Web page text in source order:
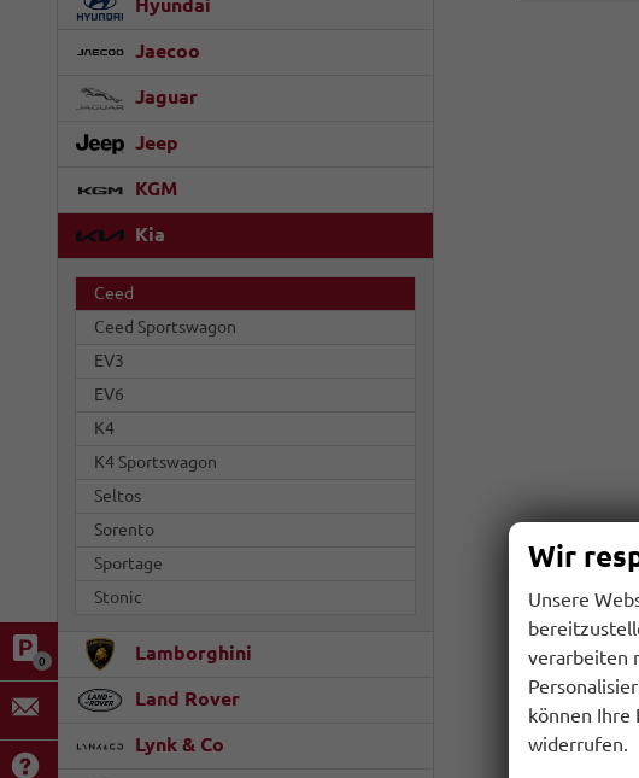
0
Hyundai
Jaecoo
Jaguar
Jeep
KGM
Kia
Ceed
Ceed Sportswagon
EV3
EV6
K4
K4 Sportswagon
Seltos
Sorento
Sportage
Stonic
Lamborghini
Land Rover
Lynk & Co
Wir
Unsere
verarbeiten
können
widerrufen.